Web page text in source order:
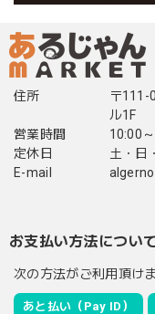
住所
〒111-
ル1F
営業時間
10:00
定休日
土・日
E-mail
お支払い方法につい
次の方法がご利用頂けま
あと払い（Pay ID）